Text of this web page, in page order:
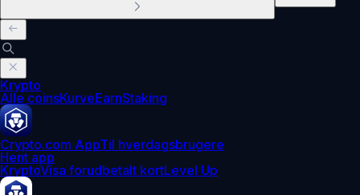
Krypto
Alle coinsKurveEarnStaking
Crypto.com AppTil hverdagsbrugere
Hent app
KryptoVisa forudbetalt kortLevel Up